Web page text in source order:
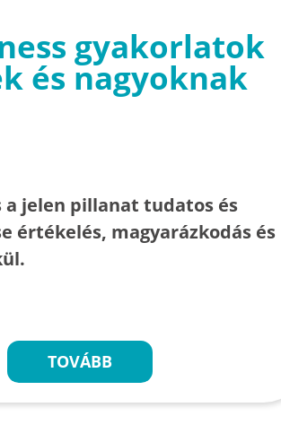
gyakorlatok
és nagyoknak
a jelen pillanat tudatos és
értékelés, magyarázkodás és
TOVÁBB